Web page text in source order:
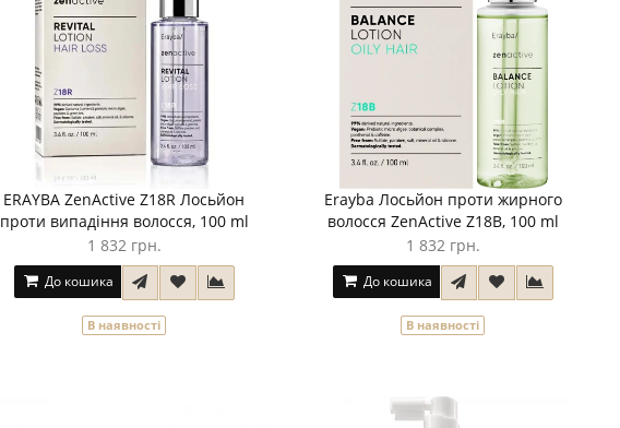
ERAYBA ZenActive Z18R Лосьйон
проти випадіння волосся, 100 ml
1 832 грн.
До кошика
В наявності
Erayba Лосьйон проти жирного
волосся ZenActive Z18B, 100 ml
1 832 грн.
До кошика
В наявності